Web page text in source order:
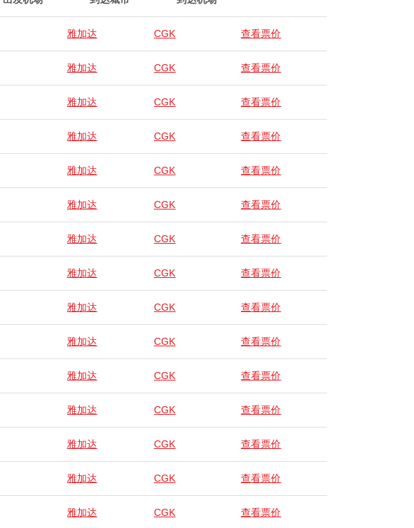
雅加达 CGK 查看票价
雅加达 CGK 查看票价
雅加达 CGK 查看票价
雅加达 CGK 查看票价
雅加达 CGK 查看票价
雅加达 CGK 查看票价
雅加达 CGK 查看票价
雅加达 CGK 查看票价
雅加达 CGK 查看票价
雅加达 CGK 查看票价
雅加达 CGK 查看票价
雅加达 CGK 查看票价
雅加达 CGK 查看票价
雅加达 CGK 查看票价
雅加达 CGK 查看票价